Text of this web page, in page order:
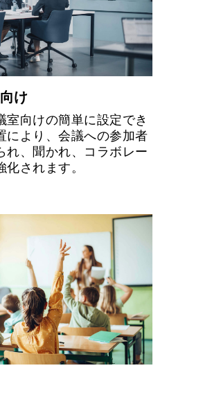
け
室向けの簡単に設定でき
により、会議への参加者
れ、聞かれ、コラボレー
化されます。